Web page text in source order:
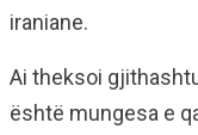
iraniane.
Ai theksoi
është mungesa e